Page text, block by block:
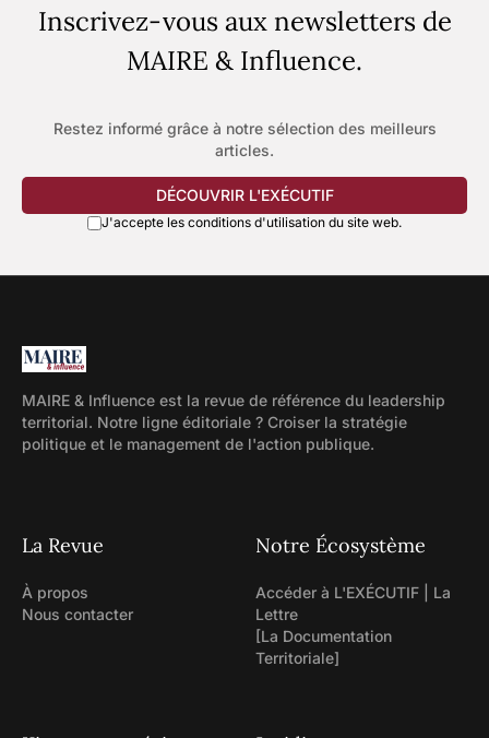
Inscrivez-vous aux newsletters de
MAIRE & Influence.
Restez informé grâce à notre sélection des meilleurs
articles.
DÉCOUVRIR L'EXÉCUTIF
J'accepte les conditions d'utilisation du site web.
MAIRE & Influence est la revue de référence du leadership
territorial. Notre ligne éditoriale ? Croiser la stratégie
politique et le management de l'action publique.
La Revue
À propos
Nous contacter
Notre Écosystème
Accéder à L'EXÉCUTIF | La
Lettre
[La Documentation
Territoriale]